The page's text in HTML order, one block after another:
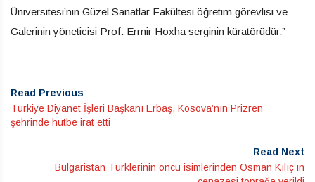
Üniversitesi’nin Güzel Sanatlar Fakültesi öğretim görevlisi ve
Galerinin yöneticisi Prof. Ermir Hoxha serginin küratörüdür.”
Read Previous
Türkiye Diyanet İşleri Başkanı Erbaş, Kosova’nın Prizren
şehrinde hutbe irat etti
Read Next
Bulgaristan Türklerinin öncü isimlerinden Osman Kılıç’ın